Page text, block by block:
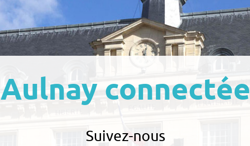
Aulnay connectée
Suivez-nous